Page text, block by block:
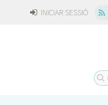
INICIAR SESSIÓ